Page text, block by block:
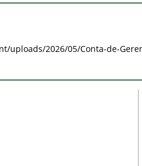
uploads/2026/05/Conta-de-